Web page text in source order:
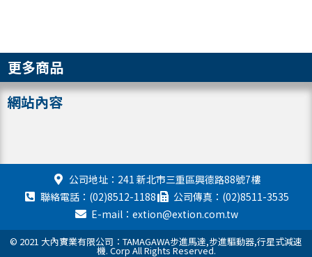
更多商品
網站內容
公司地址：241 新北市三重區興德路88號7樓
聯絡電話：(02)8512-1188
公司傳真：(02)8511-3535
E-mail：extion@extion.com.tw
© 2021 大內實業有限公司：TAMAGAWA步進馬達,步進驅動器,行星式減速
機. Corp All Rights Reserved.